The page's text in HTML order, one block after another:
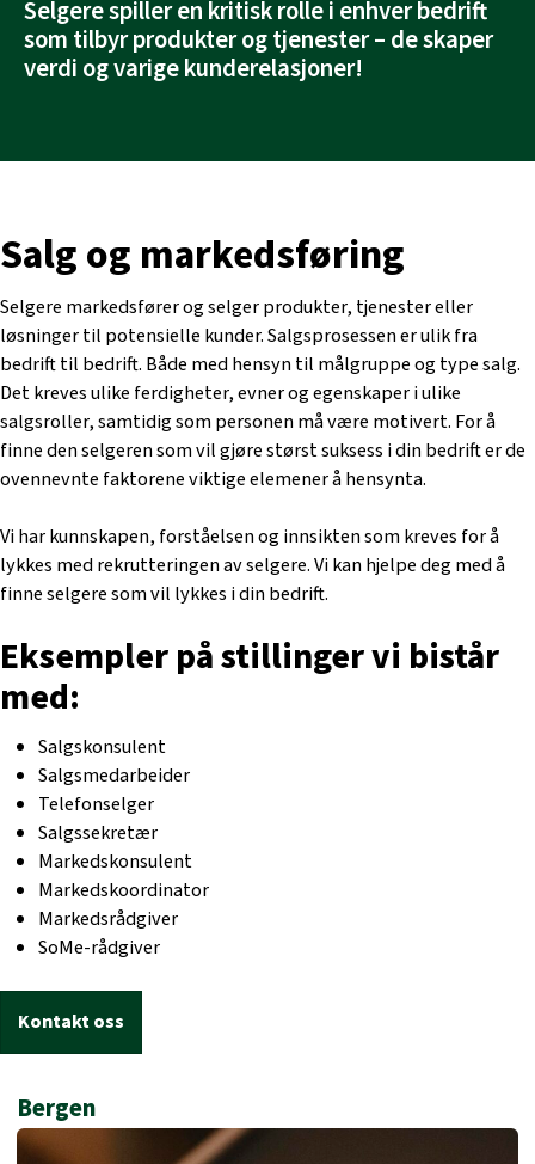
Selgere spiller en kritisk rolle i enhver bedrift
som tilbyr produkter og tjenester – de skaper
verdi og varige kunderelasjoner!
Salg og markedsføring
Selgere markedsfører og selger produkter, tjenester eller
løsninger til potensielle kunder. Salgsprosessen er ulik fra
bedrift til bedrift. Både med hensyn til målgruppe og type salg.
Det kreves ulike ferdigheter, evner og egenskaper i ulike
salgsroller, samtidig som personen må være motivert. For å
finne den selgeren som vil gjøre størst suksess i din bedrift er de
ovennevnte faktorene viktige elemener å hensynta.
Vi har kunnskapen, forståelsen og innsikten som kreves for å
lykkes med rekrutteringen av selgere. Vi kan hjelpe deg med å
finne selgere som vil lykkes i din bedrift.
Eksempler på stillinger vi bistår
med:
Salgskonsulent
Salgsmedarbeider
Telefonselger
Salgssekretær
Markedskonsulent
Markedskoordinator
Markedsrådgiver
SoMe-rådgiver
Kontakt oss
Bergen